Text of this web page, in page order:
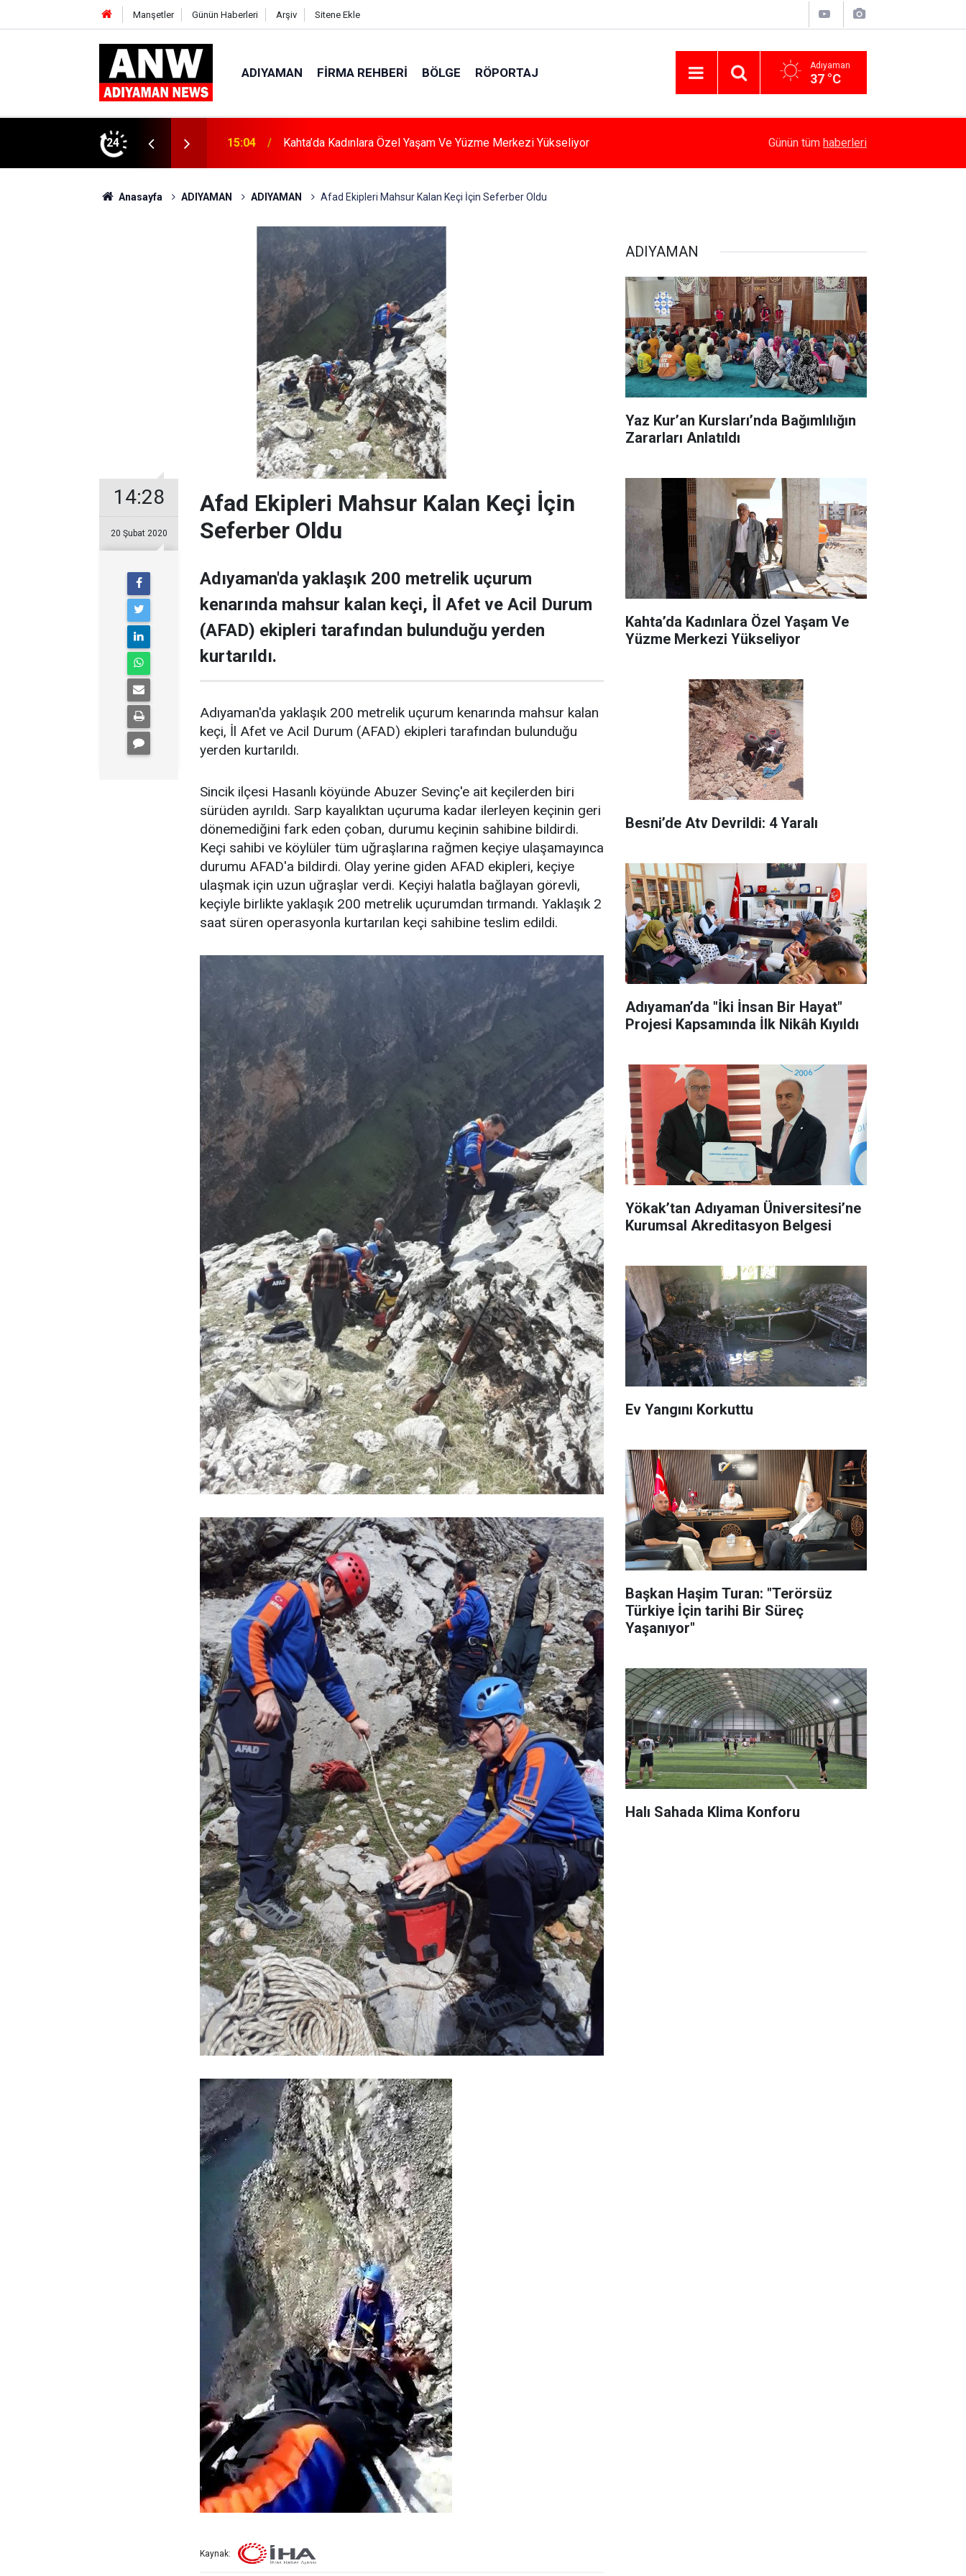
Manşetler Günün Haberleri Arşiv Sitene Ekle
ADIYAMAN FIRMA REHBERI BÖLGE RÖPORTAJ Adıyaman
37 °C
24 15:04 Kahta’da Kadınlara Özel Yaşam Ve Yüzme Merkezi Yükseliyor Besni’de Atv Devrildi: 4 Yaralı
Günün tüm haberleri
Anasayfa ADIYAMAN ADIYAMAN Afad Ekipleri Mahsur Kalan Keçi İçin Seferber Oldu
14:28
20 Şubat 2020
Afad Ekipleri Mahsur Kalan Keçi İçin
Seferber Oldu
Adıyaman'da yaklaşık 200 metrelik uçurum
kenarında mahsur kalan keçi, İl Afet ve Acil Durum
(AFAD) ekipleri tarafından bulunduğu yerden
kurtarıldı.
Adıyaman'da yaklaşık 200 metrelik uçurum kenarında mahsur kalan
keçi, İl Afet ve Acil Durum (AFAD) ekipleri tarafından bulunduğu
yerden kurtarıldı.
Sincik ilçesi Hasanlı köyünde Abuzer Sevinç'e ait keçilerden biri
sürüden ayrıldı. Sarp kayalıktan uçuruma kadar ilerleyen keçinin geri
dönemediğini fark eden çoban, durumu keçinin sahibine bildirdi.
Keçi sahibi ve köylüler tüm uğraşlarına rağmen keçiye ulaşamayınca
durumu AFAD'a bildirdi. Olay yerine giden AFAD ekipleri, keçiye
ulaşmak için uzun uğraşlar verdi. Keçiyi halatla bağlayan görevli,
keçiyle birlikte yaklaşık 200 metrelik uçurumdan tırmandı. Yaklaşık 2
saat süren operasyonla kurtarılan keçi sahibine teslim edildi.
Kaynak:
ADIYAMAN
Yaz Kur’an Kursları’nda Bağımlılığın
Zararları Anlatıldı
Kahta’da Kadınlara Özel Yaşam Ve
Yüzme Merkezi Yükseliyor
Besni’de Atv Devrildi: 4 Yaralı
Adıyaman’da "İki İnsan Bir Hayat"
Projesi Kapsamında İlk Nikâh Kıyıldı
Yökak’tan Adıyaman Üniversitesi’ne
Kurumsal Akreditasyon Belgesi
Ev Yangını Korkuttu
Başkan Haşim Turan: "Terörsüz
Türkiye İçin tarihi Bir Süreç
Yaşanıyor"
Halı Sahada Klima Konforu